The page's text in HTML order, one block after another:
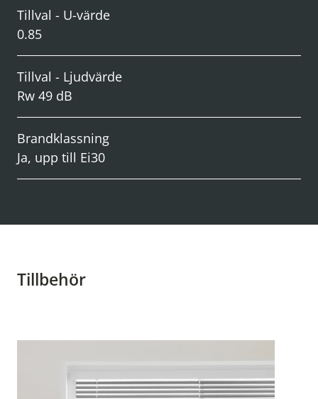
Tillval - U-värde
0.85
Tillval - Ljudvärde
Rw 49 dB
Brandklassning
Ja, upp till Ei30
Tillbehör